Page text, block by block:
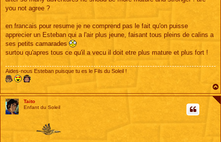
you not agree ?
en francais pour resume je ne comprend pas le fait qu'on puisse
apprecier un Esteban qui a l'air plus jeune, faisant tous pleins de calins a
ses petits camarades
surtou qu'apres tous ce qu'il a vecu il doit etre plus mature et plus fort !
Aides-nous Esteban puisque tu es le Fils du Soleil !
Taito
Enfant du Soleil